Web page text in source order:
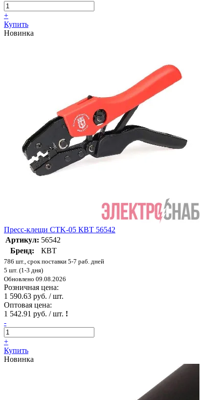
+
Купить
Новинка
Пресс-клещи CTK-05 КВТ 56542
Артикул: 56542
Бренд:
КВТ
786 шт., срок поставки 5-7 раб. дней
5 шт. (1-3 дня)
Обновлено 09.08.2026
Розничная цена:
1 590.63 руб. / шт.
Оптовая цена:
1 542.91 руб. / шт. !
-
+
Купить
Новинка